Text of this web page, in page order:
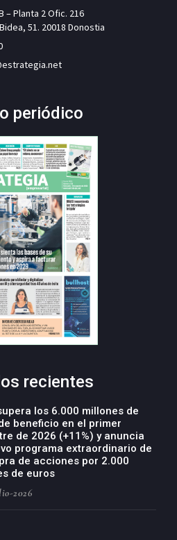
– Planta 2 Ofic. 216
51. 20018 Donostia
periódico
recientes
los 6.000 millones de
beneficio en el primer
de 2026 (+11%) y anuncia
programa extraordinario de
de acciones por 2.000
de euros
2026